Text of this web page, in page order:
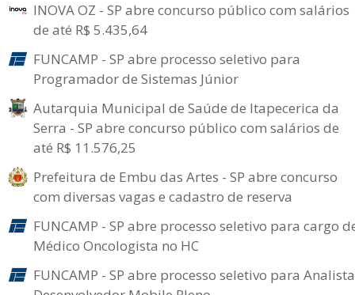
INOVA OZ - SP abre concurso público com salários
de até R$ 5.435,64
FUNCAMP - SP abre processo seletivo para
Programador de Sistemas Júnior
Autarquia Municipal de Saúde de Itapecerica da
Serra - SP abre concurso público com salários de
até R$ 11.576,25
Prefeitura de Embu das Artes - SP abre concurso
com diversas vagas e cadastro de reserva
FUNCAMP - SP abre processo seletivo para cargo
Médico Oncologista no HC
FUNCAMP - SP abre processo seletivo para Analista